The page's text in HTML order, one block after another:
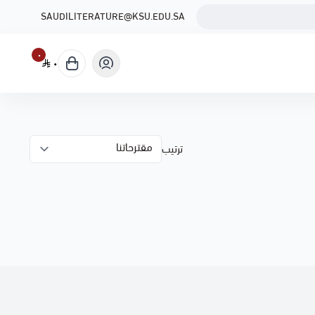
SAUDILITERATURE@KSU.EDU.SA
٠
٠
ترتيب